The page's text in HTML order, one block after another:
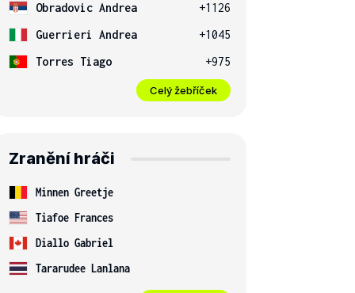
Obradovic Andrea
+1126
Guerrieri Andrea
+1045
Torres Tiago
+975
Celý žebříček
Zranění hráči
Minnen Greetje
Tiafoe Frances
Diallo Gabriel
Tararudee Lanlana